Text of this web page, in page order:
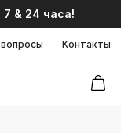
& 24 часа!
Kонтакты